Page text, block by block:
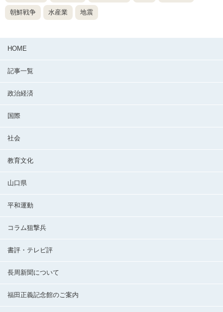
朝鮮戦争 水産業 地震
HOME
記事一覧
政治経済
国際
社会
教育文化
山口県
平和運動
コラム狙撃兵
書評・テレビ評
長周新聞について
福田正義記念館のご案内